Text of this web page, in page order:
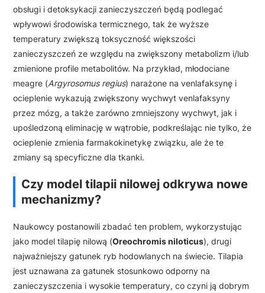
obsługi i detoksykacji zanieczyszczeń będą podlegać
wpływowi środowiska termicznego, tak że wyższe
temperatury zwiększą toksyczność większości
zanieczyszczeń ze względu na zwiększony metabolizm i/lub
zmienione profile metabolitów. Na przykład, młodociane
meagre (Argyrosomus regius) narażone na venlafaksynę i
ocieplenie wykazują zwiększony wychwyt venlafaksyny
przez mózg, a także zarówno zmniejszony wychwyt, jak i
upośledzoną eliminację w wątrobie, podkreślając nie tylko, że
ocieplenie zmienia farmakokinetykę związku, ale że te
zmiany są specyficzne dla tkanki.
Czy model tilapii nilowej odkrywa nowe
mechanizmy?
Naukowcy postanowili zbadać ten problem, wykorzystując
jako model tilapię nilową (Oreochromis niloticus), drugi
najważniejszy gatunek ryb hodowlanych na świecie. Tilapia
jest uznawana za gatunek stosunkowo odporny na
zanieczyszczenia i wysokie temperatury, co czyni ją dobrym